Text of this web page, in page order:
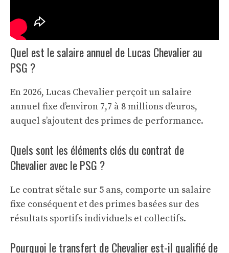
Quel est le salaire annuel de Lucas Chevalier au
PSG ?
En 2026, Lucas Chevalier perçoit un salaire
annuel fixe d’environ 7,7 à 8 millions d’euros,
auquel s’ajoutent des primes de performance.
Quels sont les éléments clés du contrat de
Chevalier avec le PSG ?
Le contrat s’étale sur 5 ans, comporte un salaire
fixe conséquent et des primes basées sur des
résultats sportifs individuels et collectifs.
Pourquoi le transfert de Chevalier est-il qualifié de